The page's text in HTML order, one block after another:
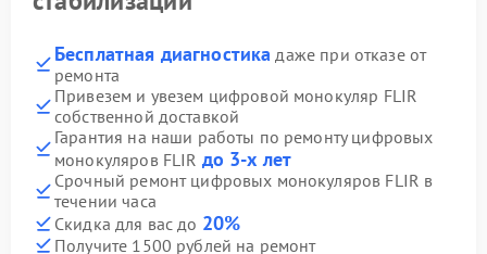
Бесплатная диагностика даже при отказе от
ремонта
Привезем и увезем цифровой монокуляр FLIR
собственной доставкой
Гарантия на наши работы по ремонту цифровых
монокуляров FLIR до 3-х лет
Срочный ремонт цифровых монокуляров FLIR в
течении часа
Скидка для вас до 20%
Получите 1500 рублей на ремонт